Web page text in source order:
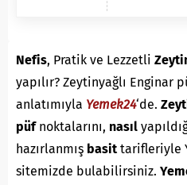
Nefis, Pratik ve Lezzetli
yapılır? Zeytinyağlı Enginar
anlatımıyla Yemek24‘de. Z
püfnoktalarını, nasıl
hazırlanmış basittarifleriyle
sitemizde bulabilirsiniz.